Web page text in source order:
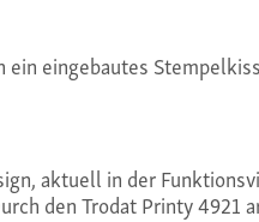
eingebautes
aktuell in der
den Trodat Printy 4921